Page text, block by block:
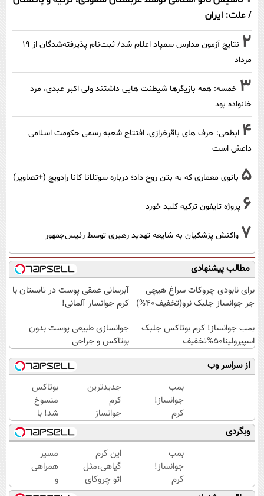
/ علت: ایران
2
نتایج آزمون مدارس سمپاد اعلام شد/ ثبت‌نام پذیرفته‌شدگان از ۱۹
مرداد
3 خمسه: همه بازیگرها شیطنت هایی داشتند ولی اکبر عبدی، مرد
خانواده بود
4 ابطحی: حرف های باقرخرازی، افتتاح شعبه رسمی حکومت اسلامی
داعش است
5 بانوی معماری که به بتن روح داد؛ درباره سوتلانا کانا رادویچ (+تصاویر)
6 پروژه تایفون ترکیه کلید خورد
7 واکنش پزشکیان به شایعه تهدید رهبری توسط رئیس‌جمهور
مطالب پیشنهادی
برای نابودی چروکات سراغ هیچی
جز جوانساز جلبک نرو(تخفیف40%)
آبرسانی عمقی پوست در تابستان با
کرم جوانساز آلمانی!
بمب جوانساز! کرم بوتاکس جلبک
اسپیرولینا50%تخفیف
جوانسازی طبیعی پوست بدون
بوتاکس و جراحی
از سراسر وب
بمب
جوانساز!
کرم
بوتاکس
جلبک
اسپیرولینا50%تخفیف
جدیدترین
کرم
جوانساز
حاوی
جلبک
اسپیرولینا!
( لینک
خرید با
تخفیف
بوتاکس
منسوخ
شد! با
کرم
جوانساز
جوان
شو50%تخفیف
وبگردی
بمب
جوانساز!
کرم
بوتاکس
این کرم
گیاهی،مثل
اتو چروکای
پوستتوصاف
مسیر
همراهی
و
گزارش